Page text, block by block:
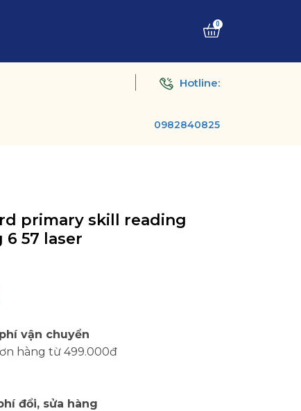
0
Hotline:
0982840825
primary skill reading
57 laser
vận chuyển
hàng từ 499.000đ
đổi, sửa hàng